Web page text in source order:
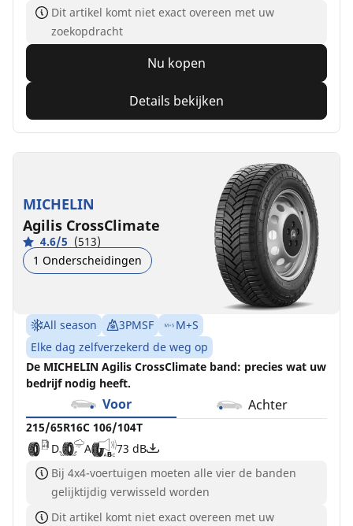
Dit artikel komt niet exact overeen met uw
zoekopdracht
Nu kopen
Details bekijken
MICHELIN
Agilis CrossClimate
4.6/5 (513)
1 Onderscheidingen
All season 3PMSF
M+S
Elke dag zelfverzekerd de weg op
De MICHELIN Agilis CrossClimate band: precies wat uw
bedrijf nodig heeft.
Voor Achter
215/65R16C 106/104T
D
A 73 dB
Bij 4x4-voertuigen moeten alle vier de banden
gelijktijdig verwisseld worden
Dit artikel komt niet exact overeen met uw